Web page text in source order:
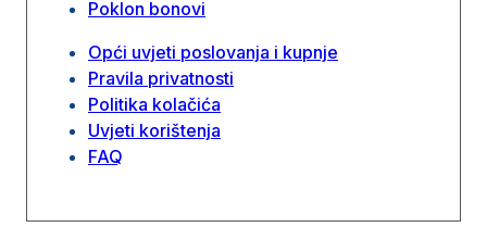
Poklon bonovi
Opći uvjeti poslovanja i kupnje
Pravila privatnosti
Politika kolačića
Uvjeti korištenja
FAQ